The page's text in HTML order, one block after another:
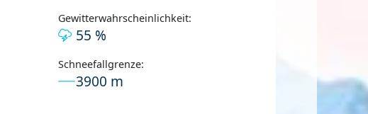
Gewitterwahrscheinlichkeit:
55 %
Schneefallgrenze:
3900 m